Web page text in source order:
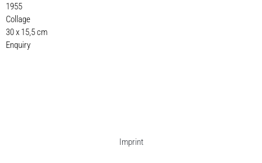
1955
Collage
30 x 15,5 cm
Enquiry
Imprint